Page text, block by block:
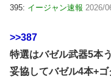
395: イージャン速報 2026/
>>387
特選はバゼル武器5本
妥協してバゼル4本+